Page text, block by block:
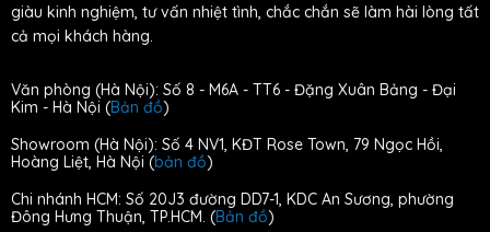
giàu kinh nghiệm, tư vấn nhiệt tình, chắc chắn sẽ làm hài lòng tất
cả mọi khách hàng.
Văn phòng (Hà Nội): Số 8 - M6A - TT6 - Đặng Xuân Bảng - Đại
Kim - Hà Nội (Bản đồ)
Showroom (Hà Nội): Số 4 NV1, KĐT Rose Town, 79 Ngọc Hồi,
Hoàng Liệt, Hà Nội (bản đồ)
Chi nhánh HCM: Số 20J3 đường DD7-1, KDC An Sương, phường
Đông Hưng Thuận, TP.HCM. (Bản đồ)